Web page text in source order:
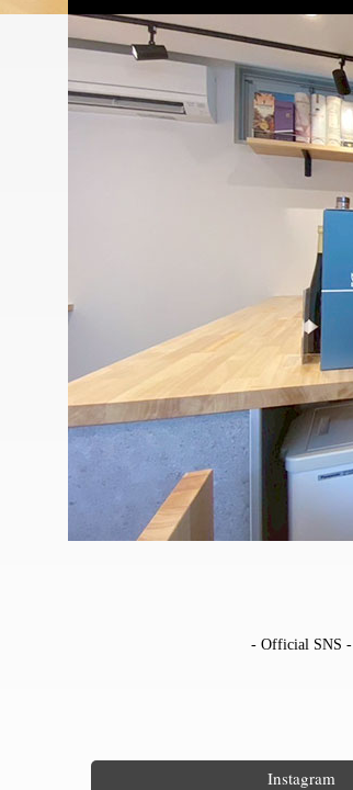
- Official SNS -
Instagram